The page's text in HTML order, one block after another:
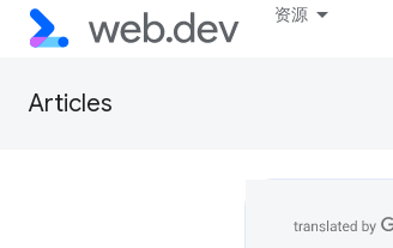
资源
Articles